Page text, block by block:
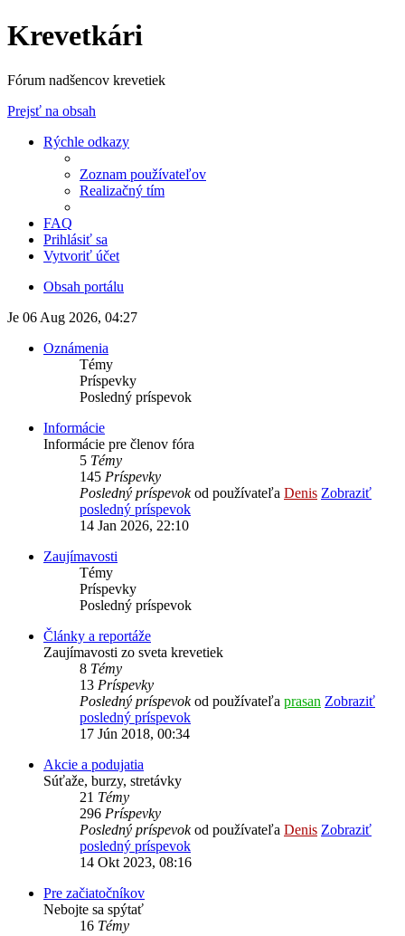
Krevetkári
Fórum nadšencov krevetiek
Prejsť na obsah
Rýchle odkazy
Zoznam používateľov
Realizačný tím
FAQ
Prihlásiť sa
Vytvoriť účet
Obsah portálu
Je 06 Aug 2026, 04:27
Oznámenia
Témy
Príspevky
Posledný príspevok
Informácie
Informácie pre členov fóra
5 Témy
145 Príspevky
Posledný príspevokod používateľa Denis Zobraziť
posledný príspevok
14 Jan 2026, 22:10
Zaujímavosti
Témy
Príspevky
Posledný príspevok
Články a reportáže
Zaujímavosti zo sveta krevetiek
8 Témy
13 Príspevky
Posledný príspevokod používateľa prasan Zobraziť
posledný príspevok
17 Jún 2018, 00:34
Akcie a podujatia
Súťaže, burzy, stretávky
21 Témy
296 Príspevky
Posledný príspevokod používateľa Denis Zobraziť
posledný príspevok
14 Okt 2023, 08:16
Pre začiatočníkov
Nebojte sa spýtať
16 Témy